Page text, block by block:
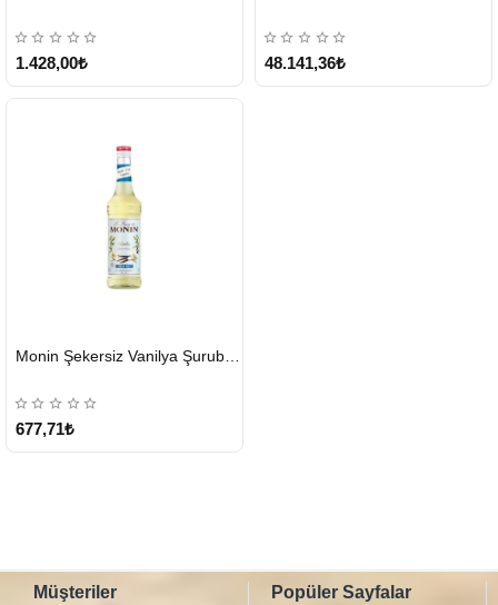
1.428,00₺ 48.141,36₺
GÖNDERİ
677,71₺
Müşteriler Popüler Sayfalar